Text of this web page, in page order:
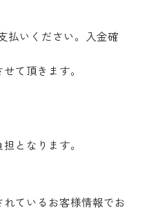
払いください。入金確
て頂きます。
となります。
ているお客様情報でお